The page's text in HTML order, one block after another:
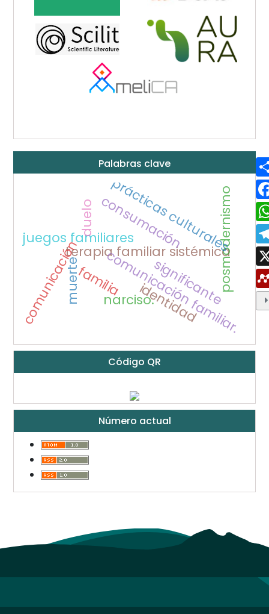
Palabras clave
terapia familiar sistémica
juegos familiares
familiacomunicación familiar.
posmodernismo
consumación
significante
identidad
comunicación narciso.
duelo
muerte
prácticas culturales
Código QR
Número actual